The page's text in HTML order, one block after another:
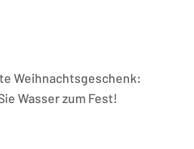
Weihnachtsgeschenk:
Wasser zum Fest!